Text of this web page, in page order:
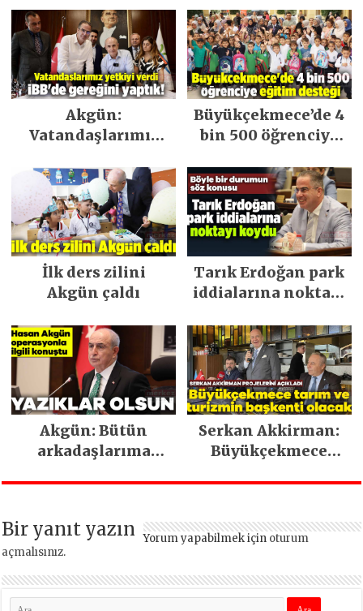
Akgün:
Vatandaşlarımız
gereğini yaptık!
Büyükçekmece’de 4
bin 500 öğrenciye
veriliyor
İlk ders zilini
Akgün çaldı
Tarık Erdoğan park
iddialarına noktayı
Akgün: Bütün
arkadaşlarıma
Serkan Akkirman:
Büyükçekmece
başkenti olacak
Bir yanıt yazın Yorum yapabilmek için oturum
açmalısınız.